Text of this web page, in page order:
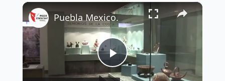
×
Play
Puebla Mexico.